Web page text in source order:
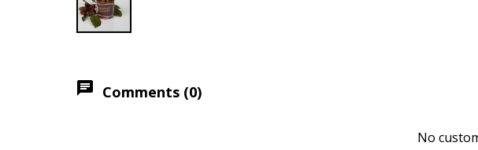
chat Comments (0)
No